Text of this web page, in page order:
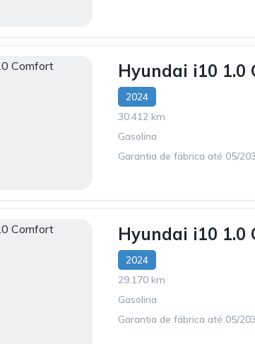
Hyundai i10 1.0
2024
30.412 km
Gasolina
Garantia de fábrica até 05/
Hyundai i10 1.0
2024
29.170 km
Gasolina
Garantia de fábrica até 05/